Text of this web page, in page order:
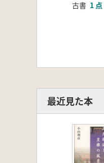
古書 1 点
最近見た本